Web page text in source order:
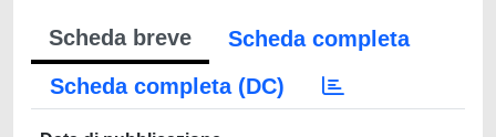
Scheda breve
Scheda completa
Scheda completa (DC)